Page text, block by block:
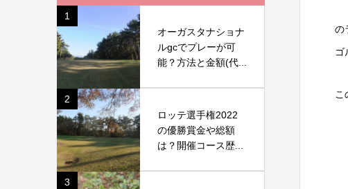
の
ゴ
こ
1
オーガスタナショナ
ルgcでプレーが可
能？方法と金額(代...
2
ロッテ選手権2022
の優勝賞金や総額
は？開催コース歴...
3